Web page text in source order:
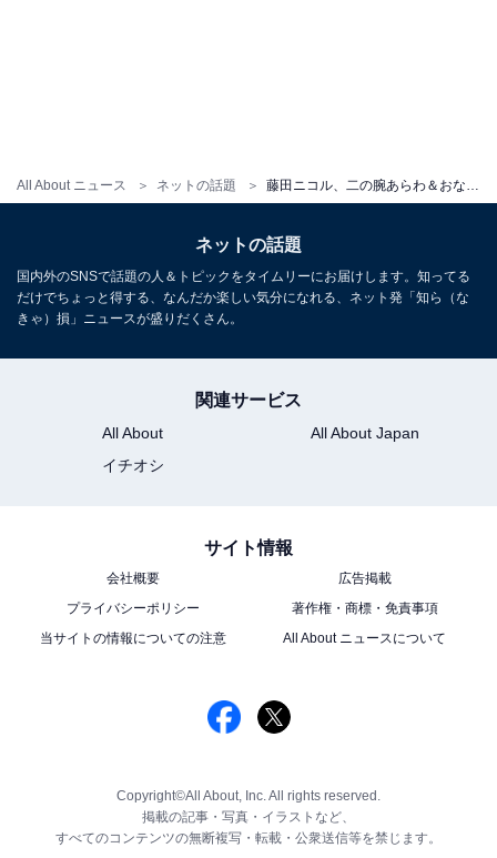
All About ニュース ネットの話題
ネットの話題
国内外のSNSで話題の人＆トピックをタイムリーにお届けします。知ってる
だけでちょっと得する、なんだか楽しい気分になれる、ネット発「知ら（な
きゃ）損」ニュースが盛りだくさん。
関連サービス
All About
All About Japan
イチオシ
サイト情報
会社概要
広告掲載
プライバシーポリシー
著作権・商標・免責事項
当サイトの情報についての注意
All About ニュースについて
Copyright©All About, Inc. All rights reserved.
掲載の記事・写真・イラストなど、
すべてのコンテンツの無断複写・転載・公衆送信等を禁じます。